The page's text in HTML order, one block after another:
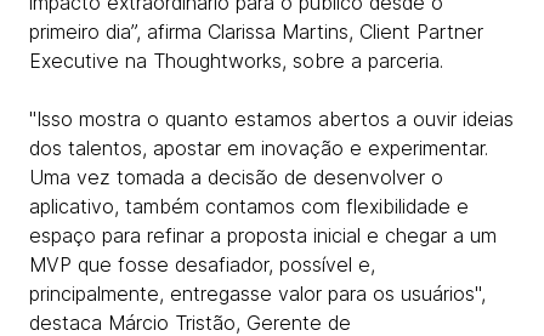
primeiro dia”, afirma Clarissa Martins, Client Partner
Executive na Thoughtworks, sobre a parceria.
"Isso mostra o quanto estamos abertos a ouvir ideias
dos talentos, apostar em inovação e experimentar.
Uma vez tomada a decisão de desenvolver o
aplicativo, também contamos com flexibilidade e
espaço para refinar a proposta inicial e chegar a um
MVP que fosse desafiador, possível e,
principalmente, entregasse valor para os usuários",
destaca Márcio Tristão, Gerente de